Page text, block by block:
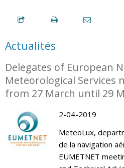
Actualités
Delegates of European
Meteorological Services
from 27 March until 29
2-04-2019
MeteoLux,
de la navigation
EUMETNET